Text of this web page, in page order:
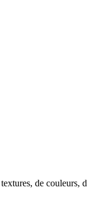
de couleurs,